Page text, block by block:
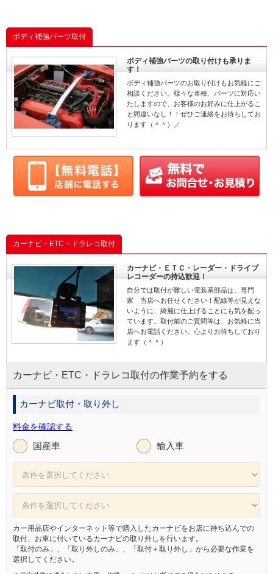
ボディ補強パーツ取付
ボディ補強パーツの取り付けも承りま
す！
ボディ補強パーツのお取り付けもお気軽にご
相談ください。様々な車種、パーツに対応い
たしますので、お客様のお好みに仕上がるこ
と間違いなし！！ぜひご連絡をお待ちしてお
ります（＾＾）／
カーナビ・ETC・ドラレコ取付
カーナビ・ＥＴＣ・レーダー・ドライブ
レコーダーの持込歓迎！
自分では取付が難しい電装系部品は、専門
家 当店へお任せください！配線等が見えな
いように、綺麗に仕上げることにも気を配っ
ています。取付前のご質問等は、お気軽に当
店へお電話ください。心よりお待ちしており
ます（＾＾）
カーナビ・ETC・ドラレコ取付の作業予約をする
カーナビ取付・取り外し
料金を確認する
国産車 輸入車
カー用品店やインターネット等で購入したカーナビをお店に持ち込んでの
取付、お車に付いているカーナビの取り外しを行います。
「取付のみ」、「取り外しのみ」、「取付＋取り外し」から必要な作業を
選択してください。